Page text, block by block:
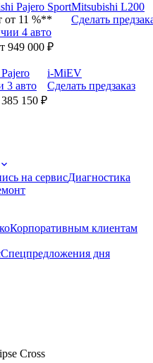
Pajero Sport
от 11 %**
4 авто
949 000 ₽
Mitsubishi L200
Сделать
3 авто
150 ₽
i-MiEV
Сделать предзаказ
на сервисДиагностика
Корпоративным клиентам
Спецпредложения дня
Cross